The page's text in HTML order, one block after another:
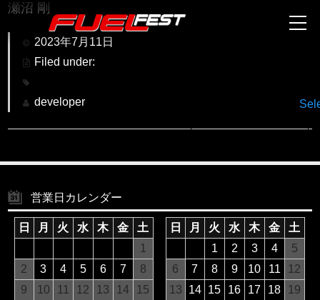
瀬沼 剛
2023年7月11日
Filed under:
developer
営業日カレンダー
日 月 火 水 木 金
土
1
2
3 4 5 6 7
8
9
10 11 12 13 14
15
日 月 火 水 木 金
土
1
2 3 4
5
6
7 8 9 10 11
12
13
14 15 16 17 18
19